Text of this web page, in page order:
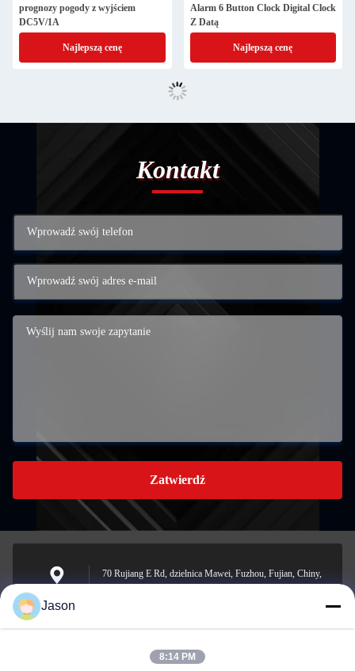
prognozy pogody z wyjściem
DC5V/1A
Najlepszą cenę
Alarm 6 Button Clock Digital Clock
Z Datą
Najlepszą cenę
Kontakt
Zatwierdź
70 Rujiang E Rd, dzielnica Mawei, Fuzhou, Fujian, Chiny,
Jason
8:14 PM